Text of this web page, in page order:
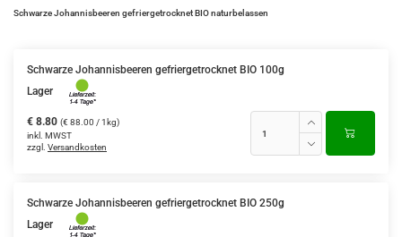
Schwarze Johannisbeeren gefriergetrocknet BIO naturbelassen
Schwarze Johannisbeeren gefriergetrocknet BIO 100g
Lager
€ 8.80 (€ 88.00 / 1kg)
inkl. MWST
zzgl. Versandkosten
Schwarze Johannisbeeren gefriergetrocknet BIO 250g
Lager